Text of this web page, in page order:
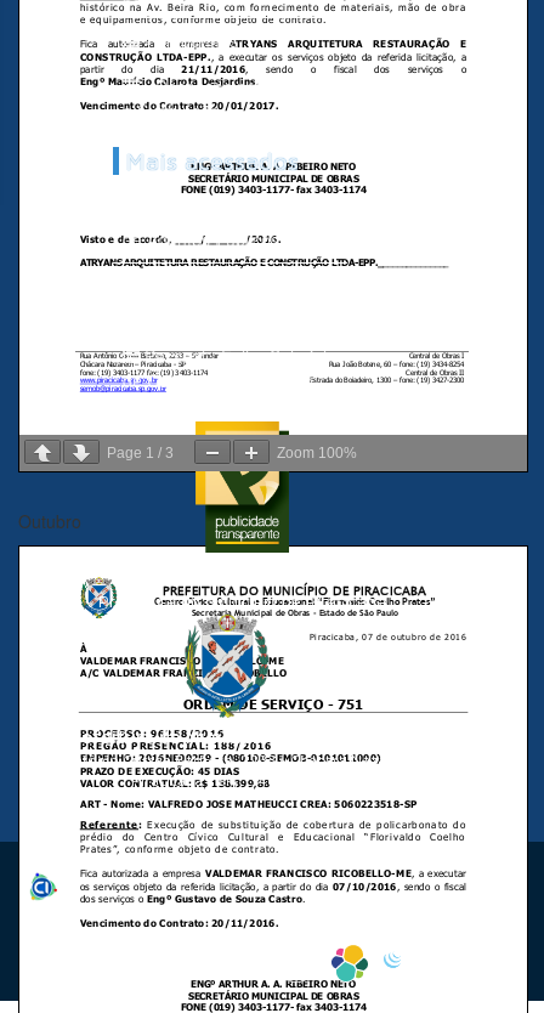
Page 1 / 3 Zoom 100%
Outubro
› Empenhos
› Despesas por Função
e Subfunção
Mais acessados
de Agentes Públicos
Pessoal › Folha Salarial
de Cargos em Comissão
Prefeitura do Município de Piracicaba
Prefeitura do Município de Piracicaba
Rua Antônio Corrêa Barbosa, 2233 - Chácara Nazareth,
Piracicaba - SP, 13400-900